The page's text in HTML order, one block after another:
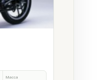
Масса